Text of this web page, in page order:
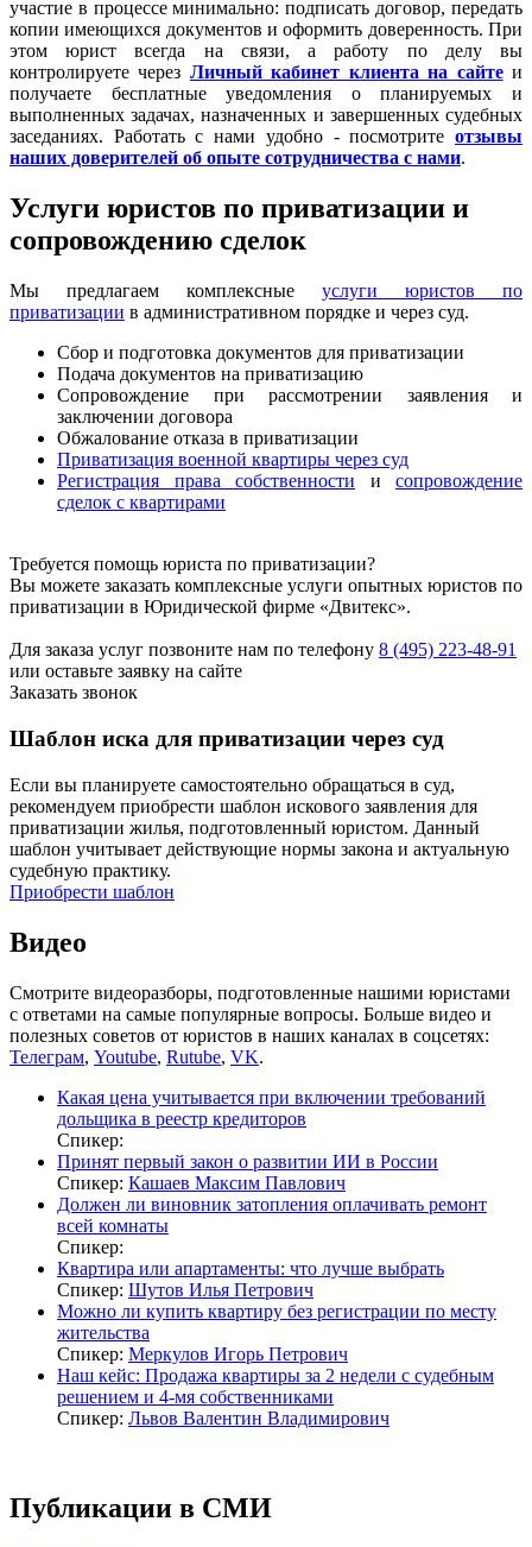
участие в процессе минимально: подписать договор, передать
копии имеющихся документов и оформить доверенность. При
этом юрист всегда на связи, а работу по делу вы
контролируете через Личный кабинет клиента на сайтеи
получаете бесплатные уведомления о планируемых и
выполненных задачах, назначенных и завершенных судебных
заседаниях. Работать с нами удобно - посмотрите отзывы
наших доверителей об опыте сотрудничества с нами.
Услуги юристов по приватизации и
сопровождению сделок
Мы предлагаем комплексные услуги юристов по
приватизации в административном порядке и через суд.
Сбор и подготовка документов для приватизации
Подача документов на приватизацию
Сопровождение при рассмотрении заявления и
заключении договора
Обжалование отказа в приватизации
Приватизация военной квартиры через суд
Регистрация права собственности и сопровождение
сделок с квартирами
Требуется помощь юриста по приватизации?
Вы можете заказать комплексные услуги опытных юристов по
приватизации в Юридической фирме «Двитекс».
Для заказа услуг позвоните нам по телефону 8 (495) 223-48-91
или оставьте заявку на сайте
Заказать звонок
Шаблон иска для приватизации через суд
Если вы планируете самостоятельно обращаться в суд,
рекомендуем приобрести шаблон искового заявления для
приватизации жилья, подготовленный юристом. Данный
шаблон учитывает действующие нормы закона и актуальную
судебную практику.
Приобрести шаблон
Видео
Смотрите видеоразборы, подготовленные нашими юристами
с ответами на самые популярные вопросы. Больше видео и
полезных советов от юристов в наших каналах в соцсетях:
Телеграм, Youtube, Rutube, VK.
Какая цена учитывается при включении требований
дольщика в реестр кредиторов
Спикер:
Принят первый закон о развитии ИИ в России
Спикер: Кашаев Максим Павлович
Должен ли виновник затопления оплачивать ремонт
всей комнаты
Спикер:
Квартира или апартаменты: что лучше выбрать
Спикер: Шутов Илья Петрович
Можно ли купить квартиру без регистрации по месту
жительства
Спикер: Меркулов Игорь Петрович
Наш кейс: Продажа квартиры за 2 недели с судебным
решением и 4-мя собственниками
Спикер: Львов Валентин Владимирович
Публикации в СМИ